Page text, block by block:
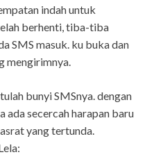
indah untuk
berhenti, tiba-tiba
SMS masuk. ku buka dan
mengirimnya.
bunyi SMSnya. dengan
ada secercah harapan baru
yang tertunda.